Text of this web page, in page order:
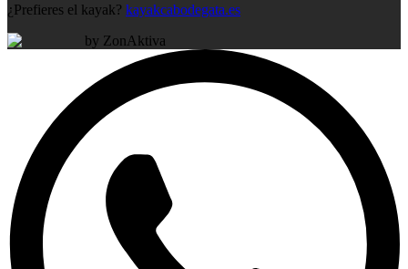
¿Prefieres el kayak? kayakcabodegata.es
by ZonAktiva